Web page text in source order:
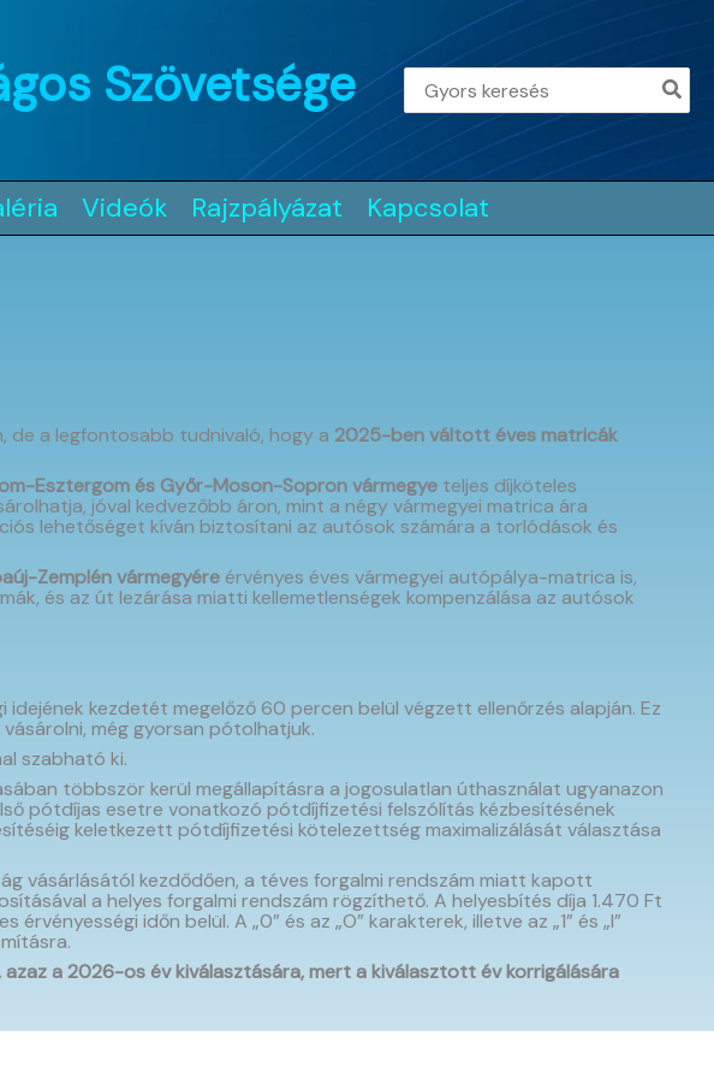
Szövetsége
Search
for:
Videók Rajzpályázat Kapcsolat
a legfontosabb tudnivaló, hogy a 2025-ben váltott éves matricák
Esztergom és Győr-Moson-Sopron vármegye teljes díjköteles
jóval kedvezőbb áron, mint a négy vármegyei matrica ára
lehetőséget kíván biztosítani az autósok számára a torlódások és
Zemplén vármegyére érvényes éves vármegyei autópálya-matrica is,
és az út lezárása miatti kellemetlenségek kompenzálása az autósok
kezdetét megelőző 60 percen belül végzett ellenőrzés alapján. Ez
még gyorsan pótolhatjuk.
szabható ki.
többször kerül megállapításra a jogosulatlan úthasználat ugyanazon
pótdíjas esetre vonatkozó pótdíjfizetési felszólítás kézbesítésének
keletkezett pótdíjfizetési kötelezettség maximalizálását választása
vásárlásától kezdődően, a téves forgalmi rendszám miatt kapott
a helyes forgalmi rendszám rögzíthető. A helyesbítés díja 1.470 Ft
időn belül. A „0” és az „O” karakterek, illetve az „1” és „I”
a 2026-os év kiválasztására, mert a kiválasztott év korrigálására